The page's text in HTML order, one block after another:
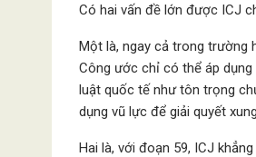
Có hai vấn đề lớn được ICJ
Một là, ngay cả trong trường
Công ước chỉ có thể áp
luật quốc tế như tôn trọng
dụng vũ lực để giải quyết
Hai là, với đoạn 59, ICJ